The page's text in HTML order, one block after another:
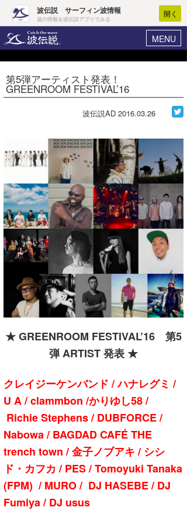
波伝説 サーフィン波情報
波の情報を波伝説アプリでみる
開く
MENU
ヘルプ マイホーム
ログイン
WAVE HUNTER波予想ツール
気象情報
ニュース
サーフィンエリアガイド
会員メニュー
今月のプレゼント
第5弾アーティスト発表！
GREENROOM FESTIVAL’16
波伝説AD 2016.03.26
★ GREENROOM FESTIVAL’16 第5
弾 ARTIST 発表 ★
クレイジーケンバンド / ハナレグミ /
U A / clammbon /かりゆし58 /
Richie Stephens / DUBFORCE /
Nabowa / BAGDAD CAFÉ THE
trench town / 金子ノブアキ / シシ
ド・カフカ / PES / Tomoyuki Tanaka
(FPM) / MURO / DJ HASEBE / DJ
Fumiya / DJ usus
Core Surf Japan
アート＆エンタメ
トラベル
ショップ情報
ショップ情報
湘南
千葉北
伊豆
千葉南
四国
沖縄
ウラナミ
お知らせ
その他
ルール＆How to
VOTE!
サーファーズ